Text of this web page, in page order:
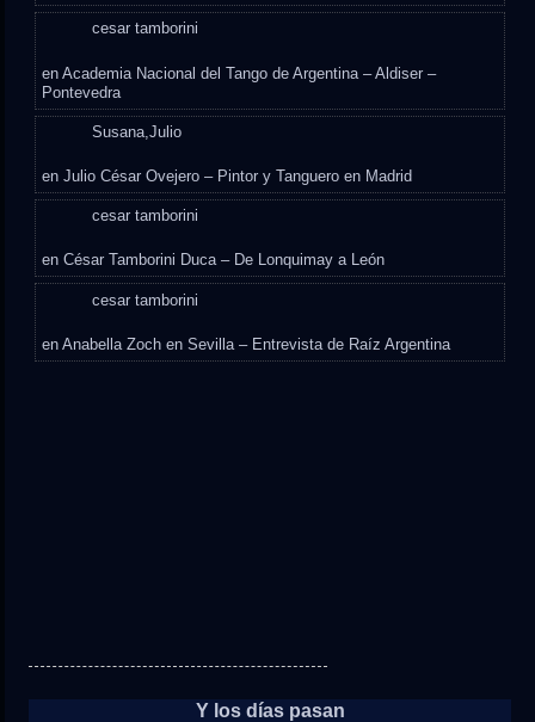
cesar tamborini
enAcademia Nacional del Tango de Argentina – Aldiser –
Pontevedra
Susana,Julio
enJulio César Ovejero – Pintor y Tanguero en Madrid
cesar tamborini
enCésar Tamborini Duca – De Lonquimay a León
cesar tamborini
enAnabella Zoch en Sevilla – Entrevista de Raíz Argentina
Y los días pasan